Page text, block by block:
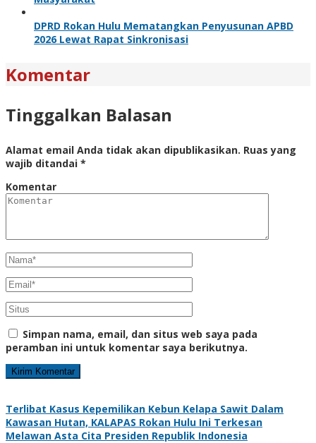
DPRD Rokan Hulu Mematangkan Penyusunan APBD
2026 Lewat Rapat Sinkronisasi
Komentar
Tinggalkan Balasan
Alamat email Anda tidak akan dipublikasikan. Ruas yang
wajib ditandai *
Komentar
Simpan nama, email, dan situs web saya pada
peramban ini untuk komentar saya berikutnya.
Terlibat Kasus Kepemilikan Kebun Kelapa Sawit Dalam
Kawasan Hutan, KALAPAS Rokan Hulu Ini Terkesan
Melawan Asta Cita Presiden Republik Indonesia